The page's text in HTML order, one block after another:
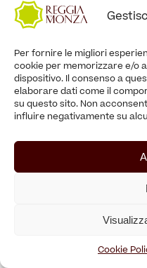
Per fornire le migliori
cookie per memorizzare e/o
dispositivo. Il consenso a
elaborare dati come il
su questo sito. Non
influire negativamente su
Cookie
dal 12/07/2026 al 12/
Evento concluso
AMADEUS
Royal Summer